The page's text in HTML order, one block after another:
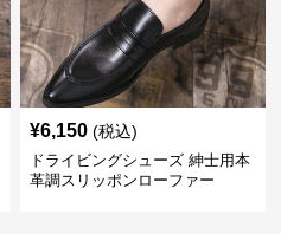
¥6,150 (税込)
ドライビングシューズ 紳士用本
革調スリッポンローファー